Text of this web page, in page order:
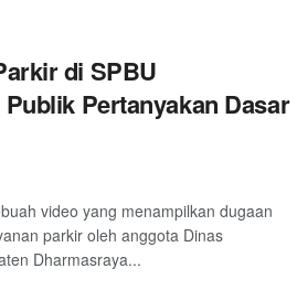
di SPBU
Pertanyakan Dasar
video yang menampilkan dugaan
parkir oleh anggota Dinas
Dharmasraya...